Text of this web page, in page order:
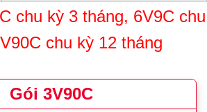
chu kỳ 3 tháng, 6V9C chu
chu kỳ 12 tháng
Gói 3V90C